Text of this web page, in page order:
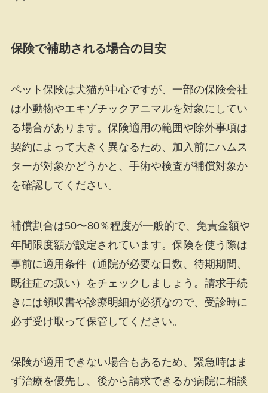
保険で補助される場合の目安
ペット保険は犬猫が中心ですが、一部の保険会社
は小動物やエキゾチックアニマルを対象にしてい
る場合があります。保険適用の範囲や除外事項は
契約によって大きく異なるため、加入前にハムス
ターが対象かどうかと、手術や検査が補償対象か
を確認してください。
補償割合は50〜80％程度が一般的で、免責金額や
年間限度額が設定されています。保険を使う際は
事前に適用条件（通院が必要な日数、待期期間、
既往症の扱い）をチェックしましょう。請求手続
きには領収書や診療明細が必須なので、受診時に
必ず受け取って保管してください。
保険が適用できない場合もあるため、緊急時はま
ず治療を優先し、後から請求できるか病院に相談